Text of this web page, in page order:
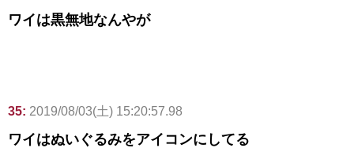
ワイは黒無地なんやが
35: 2019/08/03(土) 15:20:57.98
ワイはぬいぐるみをアイコンにしてる